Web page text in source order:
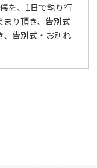
を、1日で執り行
まり頂き、告別式
、告別式・お別れ